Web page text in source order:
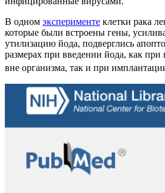
В одном эксперименте клетки рака
которые были встроены гены,
утилизацию йода, подверглись
размерах при введении йода, как
вне организма, так и при